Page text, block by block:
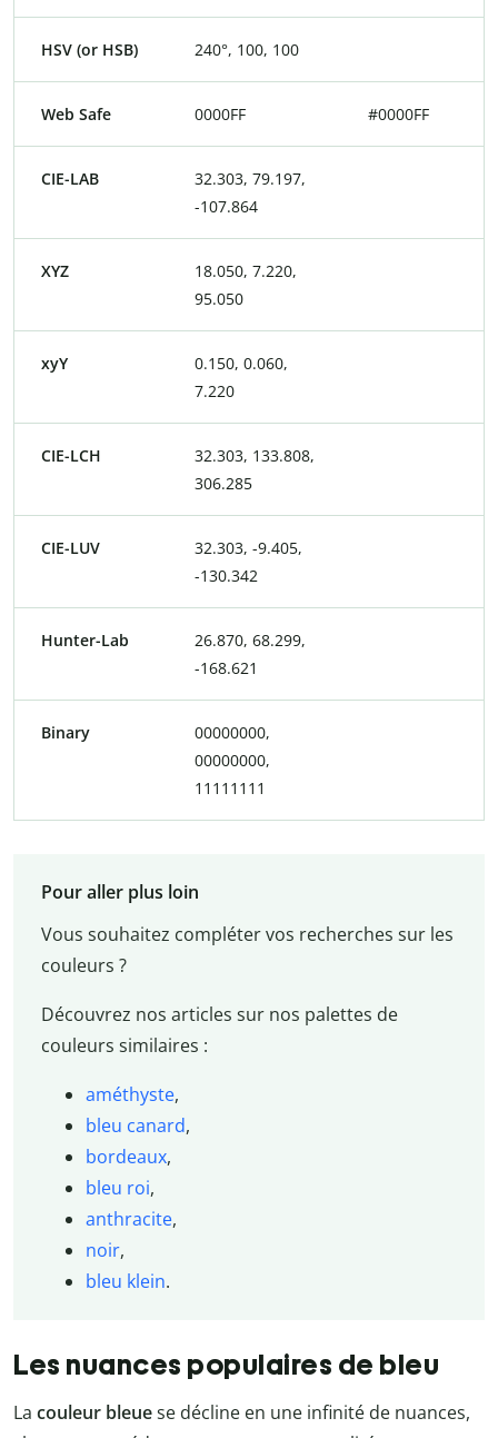
HSV (or HSB) 240°, 100, 100
Web Safe 0000FF #0000FF
CIE-LAB
32.303, 79.197,
-107.864
XYZ
18.050, 7.220,
95.050
xyY
0.150, 0.060,
7.220
CIE-LCH
32.303, 133.808,
306.285
CIE-LUV
32.303, -9.405,
-130.342
Hunter-Lab
26.870, 68.299,
-168.621
Binary
00000000,
00000000,
11111111
Pour aller plus loin
Vous souhaitez compléter vos recherches sur les
couleurs ?
Découvrez nos articles sur nos palettes de
couleurs similaires :
améthyste,
bleu canard,
bordeaux,
bleu roi,
anthracite,
noir,
bleu klein.
Les nuances populaires de bleu
La couleur bleuese décline en une infinité de nuances,